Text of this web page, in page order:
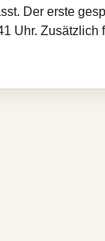
Der erste
Uhr.